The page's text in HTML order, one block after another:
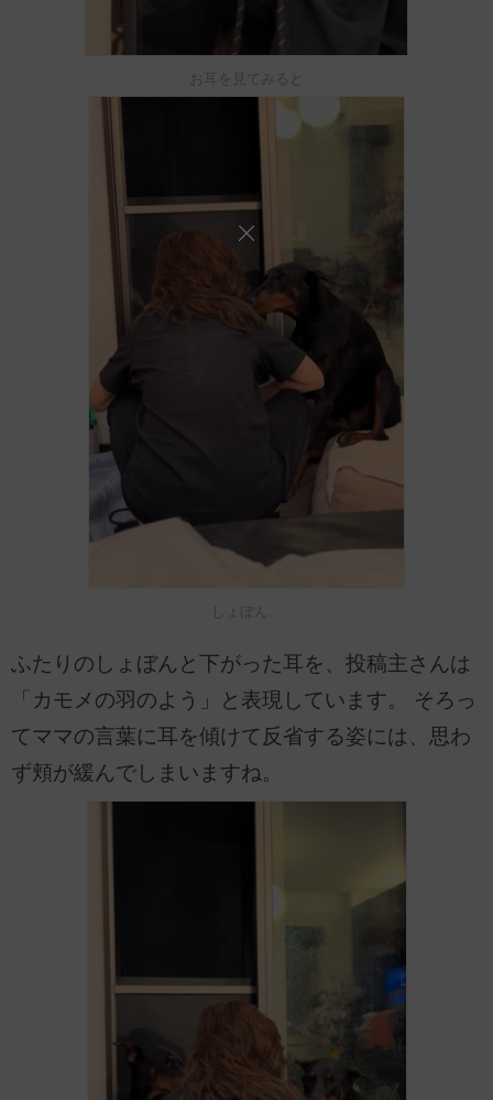
お耳を見てみると
しょぼん…
ふたりのしょぼんと下がった耳を、投稿主さんは
「カモメの羽のよう」と表現しています。 そろっ
てママの言葉に耳を傾けて反省する姿には、思わ
ず頬が緩んでしまいますね。